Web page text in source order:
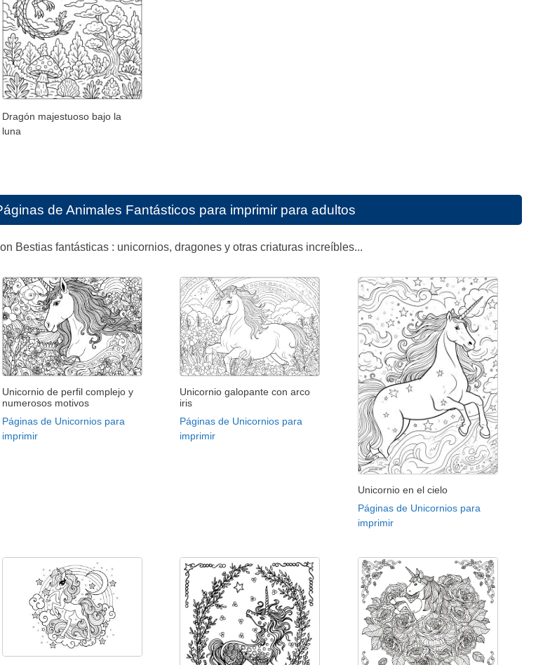
Dragón majestuoso bajo la
luna
de Animales Fantásticos para imprimir para adultos
Bestias fantásticas : unicornios, dragones y otras criaturas increíbles...
Unicornio de perfil complejo y
numerosos motivos
Páginas de Unicornios para
imprimir
Unicornio galopante con arco
iris
Páginas de Unicornios para
imprimir
Unicornio en el cielo
Páginas de Unicornios para
imprimir